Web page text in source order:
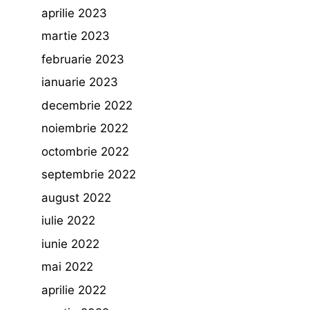
aprilie 2023
martie 2023
februarie 2023
ianuarie 2023
decembrie 2022
noiembrie 2022
octombrie 2022
septembrie 2022
august 2022
iulie 2022
iunie 2022
mai 2022
aprilie 2022